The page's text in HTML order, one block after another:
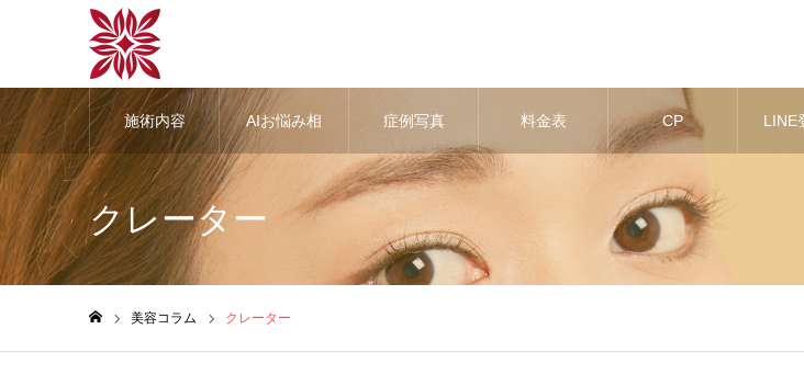
施術内容 AIお悩み相 症例写真 料金表 CP LINE
クレーター
美容コラム クレーター